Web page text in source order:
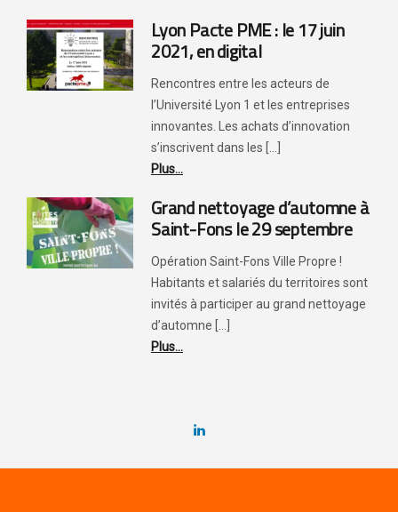
Lyon Pacte PME : le 17 juin
2021, en digital
Rencontres entre les acteurs de
l’Université Lyon 1 et les entreprises
innovantes. Les achats d’innovation
s’inscrivent dans les [...]
Plus...
Grand nettoyage d’automne à
Saint-Fons le 29 septembre
Opération Saint-Fons Ville Propre !
Habitants et salariés du territoires sont
invités à participer au grand nettoyage
d’automne [...]
Plus...